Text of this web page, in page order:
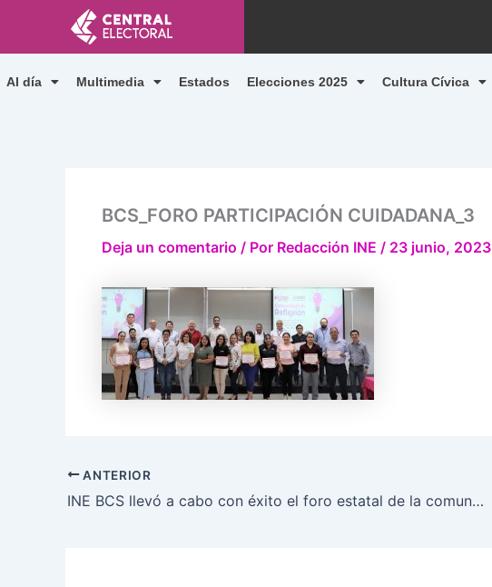
contenido
Al día Multimedia Estados Elecciones 2025 Cultura Cívica
BCS_FORO PARTICIPACIÓN CUIDADANA_3
Deja un comentario / Por Redacción INE / 23 junio, 2023
ANTERIOR
INE BCS llevó a cabo con éxito el foro estatal de la comunidad de reflexión sobre la participación ciudadana en el proceso electoral